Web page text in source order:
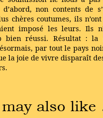
non contents de
chères coutumes, ils n’ont
imposé les leurs. Ils
bien réussi. Résultat : la
par tout le pays
la joie de vivre disparaît
may also